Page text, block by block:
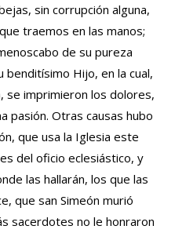
sin corrupción alguna,
traemos en las manos;
de su pureza
benditísimo Hijo, en la cual,
se imprimieron los dolores,
pasión. Otras causas hubo
que usa la Iglesia este
del oficio eclesiástico, y
las hallarán, los que las
que san Simeón murió
sacerdotes no le honraron